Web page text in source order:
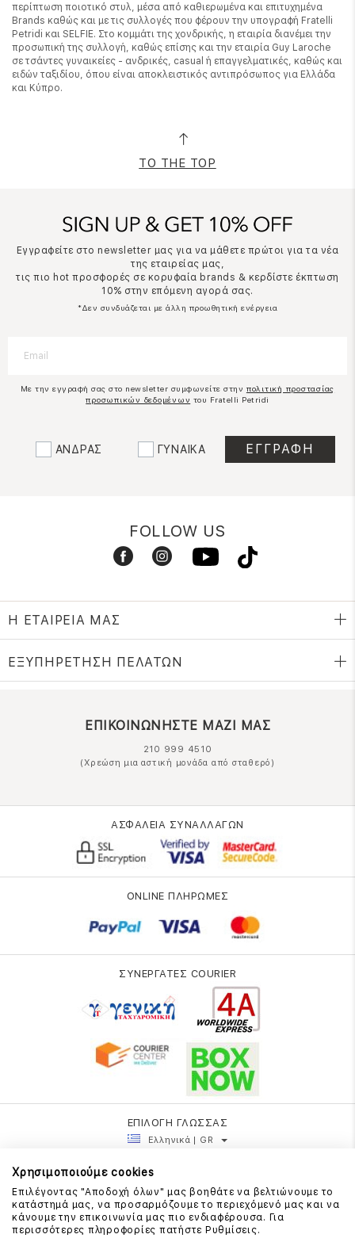
περίπτωση ποιοτικό στυλ, μέσα από καθιερωμένα και επιτυχημένα
Brands καθώς και με τις συλλογές που φέρουν την υπογραφή Fratelli
Petridi και SELFIE. Στο κομμάτι της χονδρικής, η εταιρία διανέμει την
προσωπική της συλλογή, καθώς επίσης και την εταιρία Guy Laroche
σε τσάντες γυναικείες - ανδρικές, casual ή επαγγελματικές, καθώς και
ειδών ταξιδίου, όπου είναι αποκλειστικός αντιπρόσωπος για Ελλάδα
και Κύπρο.
TO THE TOP
Εγγραφείτε στο newsletter μας για να μάθετε πρώτοι για τα νέα
της εταιρείας μας,
τις πιο hot προσφορές σε κορυφαία brands & κερδίστε έκπτωση
10% στην επόμενη αγορά σας.
*Δεν συνδυάζεται με άλλη προωθητική ενέργεια
Με την εγγραφή σας στο newsletter συμφωνείτε στην πολιτική προστασίας
προσωπικών δεδομένων του Fratelli Petridi
ΑΝΔΡΑΣ ΓΥΝΑΙΚΑ
FOLLOW US
Η ΕΤΑΙΡΕΙΑ ΜΑΣ
ΕΞΥΠΗΡΕΤΗΣΗ ΠΕΛΑΤΩΝ
ΕΠΙΚΟΙΝΩΝΗΣΤΕ ΜΑΖΙ ΜΑΣ
210 999 4510
(Χρεώση μια αστική μονάδα από σταθερό)
ΑΣΦΑΛΕΙΑ ΣΥΝΑΛΛΑΓΩΝ
ONLINE ΠΛΗΡΩΜΕΣ
ΣΥΝΕΡΓΑΤΕΣ COURIER
ΕΠΙΛΟΓΗ ΓΛΩΣΣΑΣ
Ελληνικά | GR
Χρησιμοποιούμε cookies
Επιλέγοντας "Αποδοχή όλων" μας βοηθάτε να βελτιώνουμε το
κατάστημά μας, να προσαρμόζουμε το περιεχόμενό μας και να
κάνουμε την επικοινωνία μας πιο ενδιαφέρουσα. Για
περισσότερες πληροφορίες πατήστε Ρυθμίσεις.